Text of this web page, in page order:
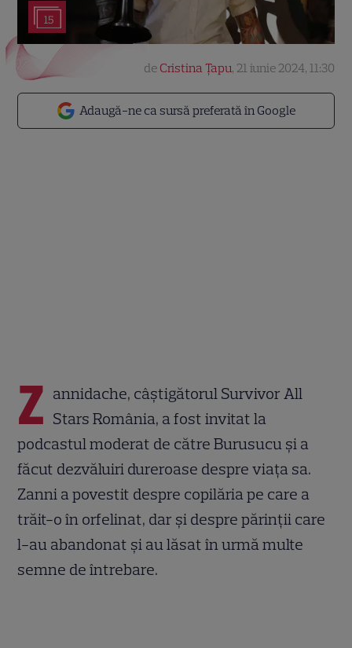
15
Adaugă-ne ca sursă preferată în Google
de Cristina Țapu, 21 iunie 2024, 11:30
Z annidache, câștigătorul Survivor All
Stars România, a fost invitat la
podcastul moderat de către Burusucu și a
făcut dezvăluiri dureroase despre viața sa.
Zanni a povestit despre copilăria pe care a
trăit-o în orfelinat, dar și despre părinții care
l-au abandonat și au lăsat în urmă multe
semne de întrebare.